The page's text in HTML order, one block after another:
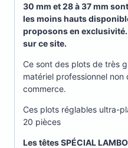
30 mm et 28 à 37 mm
les moins hauts
proposons en
sur ce site.
Ce sont des plots de très
matériel professionnel non
commerce.
Ces plots réglables ultra-
20 pièces
Les têtes SPÉCIAL